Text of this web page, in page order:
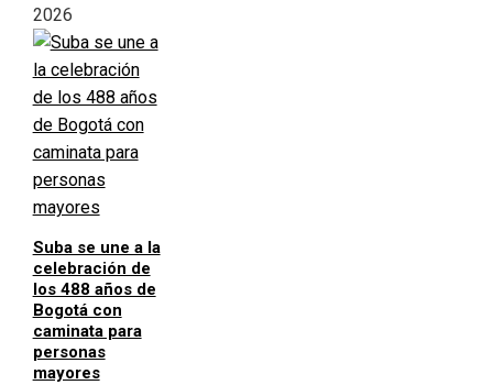
2026
Suba se une a la
celebración de
los 488 años de
Bogotá con
caminata para
personas
mayores